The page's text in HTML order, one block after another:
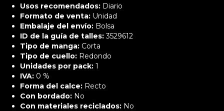
Usos recomendados: Diario
Formato de venta: Unidad
Embalaje del envío: Bolsa
ID de la guía de talles:3529612
Tipo de manga: Corta
Tipo de cuello: Redondo
Unidades por pack: 1
IVA: 0 %
Forma del calce: Recto
Con bordado: No
Con materiales reciclados: No